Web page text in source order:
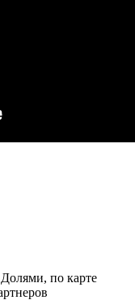
по карте